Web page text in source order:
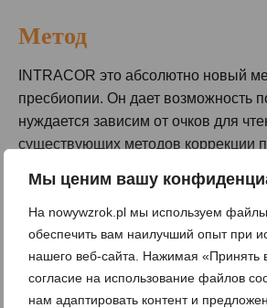
Мы ценим вашу
На nowywzrok.pl мы используем
обеспечить вам наилучший опыт при
нашего веб-сайта. Нажимая «Принять
согласие на использование файлов
нам адаптировать контент и
Метод
INTRACOR это абсолютно новый
пресбиопии. Он дает возможность
нуждается зависим от очков для
существующих методов коррекции
предсказуемы. Операция
условиях, без разрезов и без
инструментов.
Диагностическое обследование для
INTRACOR точно такое же, как для